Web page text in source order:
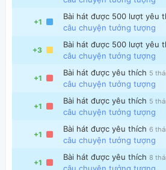
+1
Bài hát được 500 lượt yêu
câu chuyện tưởng tượng
+3
Bài hát được 500 lượt yêu
câu chuyện tưởng tượng
+1
Bài hát được yêu thích 5
câu chuyện tưởng tượng
+1
Bài hát được yêu thích 5
câu chuyện tưởng tượng
+1
Bài hát được yêu thích 6
câu chuyện tưởng tượng
+1
Bài hát được yêu thích 8
câu chuyện tưởng tượng